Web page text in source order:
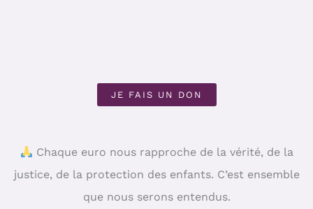
JE FAIS UN DON
Chaque euro nous rapproche de la vérité, de la
justice, de la protection des enfants. C’est ensemble
que nous serons entendus.